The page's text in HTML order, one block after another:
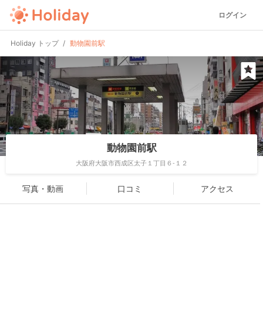
ログイン
Holiday トップ 動物園前駅
動物園前駅
大阪府大阪市西成区太子１丁目６-１２
写真・動画 口コミ アクセス